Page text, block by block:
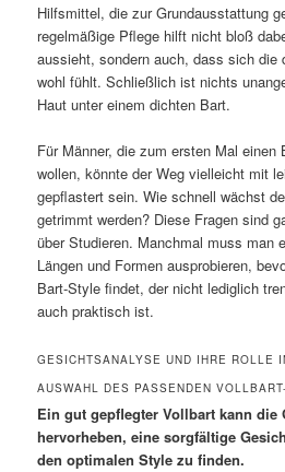
Hilfsmittel, die zur Grundausstattung
regelmäßige Pflege hilft nicht bloß
aussieht, sondern auch, dass sich die
wohl fühlt. Schließlich ist nichts
Haut unter einem dichten Bart.
Für Männer, die zum ersten Mal einen
wollen, könnte der Weg vielleicht mit
gepflastert sein. Wie schnell wächst
getrimmt werden? Diese Fragen sind
über Studieren. Manchmal muss man
Längen und Formen ausprobieren,
Bart-Style findet, der nicht lediglich
auch praktisch ist.
GESICHTSANALYSE UND IHRE ROLLE
AUSWAHL DES PASSENDEN
Ein gut gepflegter Vollbart kann die
hervorheben, eine sorgfältige
den optimalen Style zu finden.